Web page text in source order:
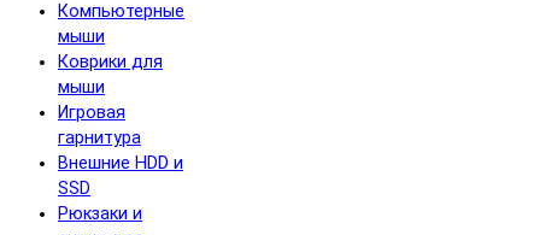
Компьютерные
мыши
Коврики для
мыши
Игровая
гарнитура
Внешние HDD и
SSD
Рюкзаки и